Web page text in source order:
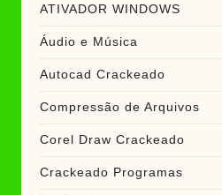
ATIVADOR WINDOWS
Áudio e Música
Autocad Crackeado
Compressão de Arquivos
Corel Draw Crackeado
Crackeado Programas